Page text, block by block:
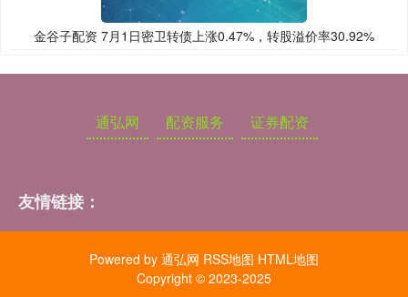
金谷子配资 7月1日密卫转债上涨0.47%，转股溢价率30.92%
通弘网 配资服务 证券配资
友情链接：
Powered by 通弘网 RSS地图 HTML地图
Copyright © 2023-2025